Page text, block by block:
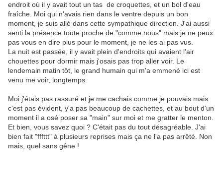
endroit où il y avait tout un tas de croquettes, et un bol d'eau
fraîche. Moi qui n'avais rien dans le ventre depuis un bon
moment, je suis allé dans cette sympathique direction. J'ai aussi
senti la présence toute proche de "comme nous" mais je ne peux
pas vous en dire plus pour le moment, je ne les ai pas vus.
La nuit est passée, il y avait plein d'endroits qui avaient l'air
chouettes pour dormir mais j'osais pas trop aller voir. Le
lendemain matin tôt, le grand humain qui m'a emmené ici est
venu me voir, longtemps.
Moi j'étais pas rassuré et je me cachais comme je pouvais mais
c'est pas évident, y'a pas beaucoup de cachettes, et au bout d'un
moment il a osé poser sa "main" sur moi et me gratter le menton.
Et bien, vous savez quoi ? C'était pas du tout désagréable. J'ai
bien fait "fffttt" à plusieurs reprises mais ça ne l'a pas arrêté. Non
mais, quel sans gêne !